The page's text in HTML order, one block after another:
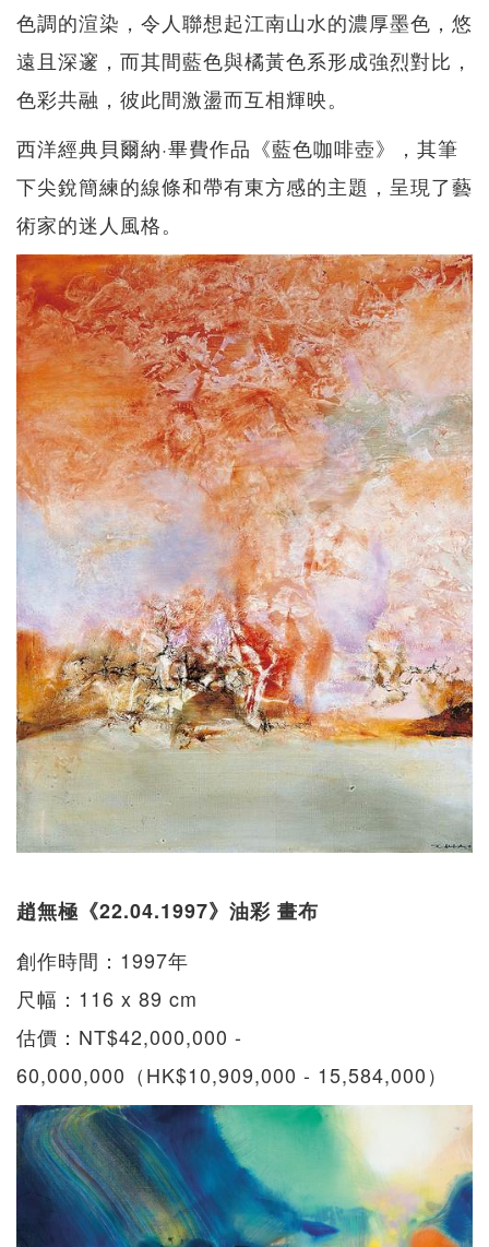
色調的渲染，令人聯想起江南山水的濃厚墨色，悠
遠且深邃，而其間藍色與橘黃色系形成強烈對比，
色彩共融，彼此間激盪而互相輝映。
西洋經典貝爾納·畢費作品《藍色咖啡壺》，其筆
下尖銳簡練的線條和帶有東方感的主題，呈現了藝
術家的迷人風格。
趙無極《22.04.1997》油彩 畫布
創作時間：1997年
尺幅：116 x 89 cm
估價：NT$42,000,000 -
60,000,000（HK$10,909,000 - 15,584,000）